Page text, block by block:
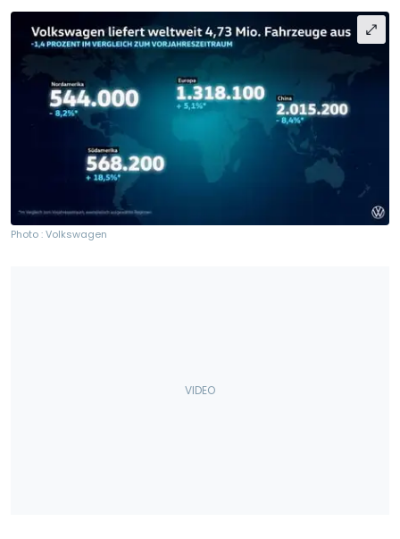
Photo : Volkswagen